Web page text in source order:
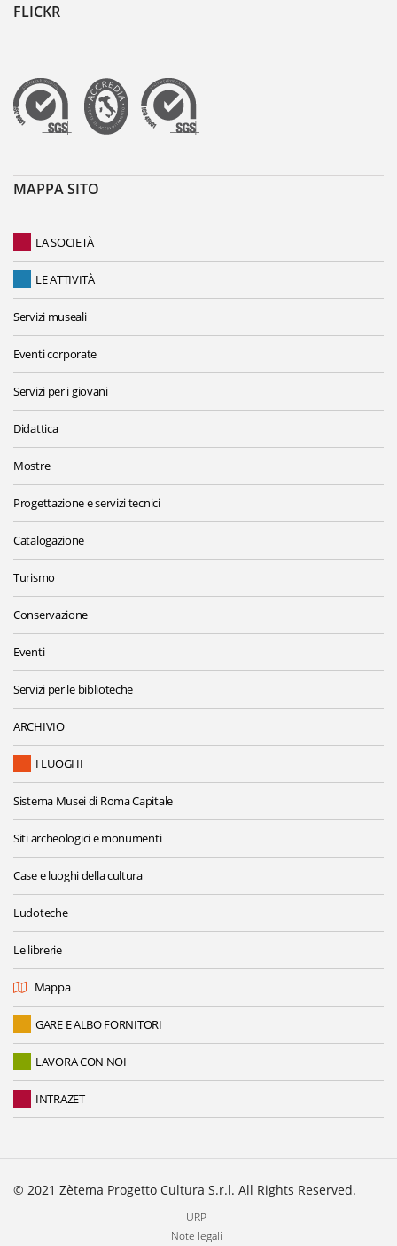
FLICKR
MAPPA SITO
LA SOCIETÀ
LE ATTIVITÀ
Servizi museali
Eventi corporate
Servizi per i giovani
Didattica
Mostre
Progettazione e servizi tecnici
Catalogazione
Turismo
Conservazione
Eventi
Servizi per le biblioteche
ARCHIVIO
I LUOGHI
Sistema Musei di Roma Capitale
Siti archeologici e monumenti
Case e luoghi della cultura
Ludoteche
Le librerie
Mappa
GARE E ALBO FORNITORI
LAVORA CON NOI
INTRAZET
© 2021 Zètema Progetto Cultura S.r.l. All Rights Reserved.
URP
Note legali